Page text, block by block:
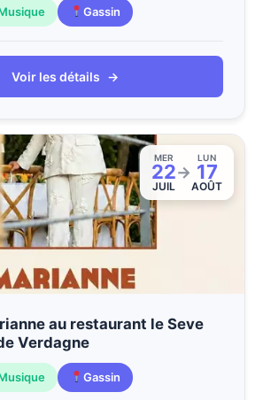
Gassin
Voir les détails →
MER
22
JUIL
→
LUN
17
AOÛT
au restaurant le Seve
Verdagne
Gassin